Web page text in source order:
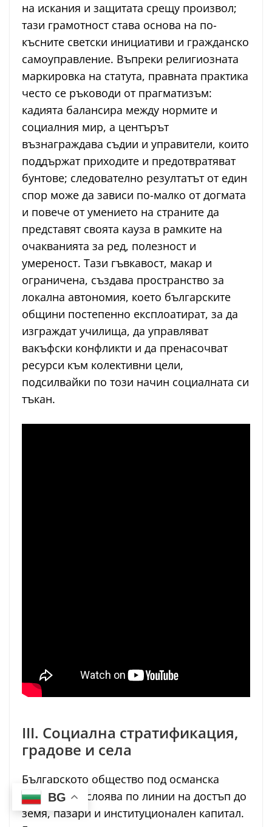
на искания и защитата срещу произвол;
тази грамотност става основа на по-
късните светски инициативи и гражданско
самоуправление. Въпреки религиозната
маркировка на статута, правната практика
често се ръководи от прагматизъм:
кадията балансира между нормите и
социалния мир, а центърът
възнаграждава съдии и управители, които
поддържат приходите и предотвратяват
бунтове; следователно резултатът от един
спор може да зависи по-малко от догмата
и повече от умението на страните да
представят своята кауза в рамките на
очакванията за ред, полезност и
умереност. Тази гъвкавост, макар и
ограничена, създава пространство за
локална автономия, което българските
общини постепенно експлоатират, за да
изграждат училища, да управляват
вакъфски конфликти и да пренасочват
ресурси към колективни цели,
подсилвайки по този начин социалната си
тъкан.
III. Социална стратификация,
градове и села
Българското общество под османска
власт се разслоява по линии на достъп до
земя, пазари и институционален капитал.
BG